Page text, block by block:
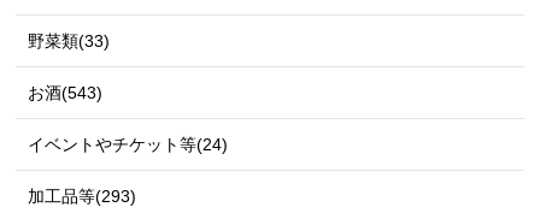
野菜類(33)
お酒(543)
イベントやチケット等(24)
加工品等(293)